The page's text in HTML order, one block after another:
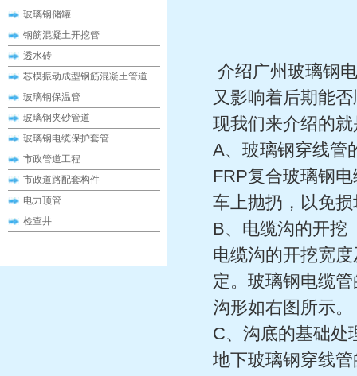
玻璃钢储罐
钢筋混凝土开挖管
透水砖
芯模振动成型钢筋混凝土管道
玻璃钢保温管
玻璃钢夹砂管道
玻璃钢电缆保护套管
市政管道工程
市政道路配套构件
电力顶管
检查井
介绍广州玻璃钢
又影响着后期能
现我们来介绍的
A、玻璃钢穿线管
FRP复合玻璃钢
车上抛扔，以免
B、电缆沟的开挖
电缆沟的开挖宽
定。玻璃钢电缆
沟形如右图所示。
C、沟底的基础处
地下玻璃钢穿线